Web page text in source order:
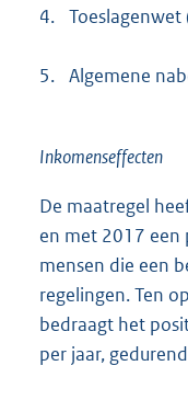
4. Toeslagenwet
5. Algemene
Inkomenseffecten
De maatregel
en met 2017
mensen die een
regelingen. Ten
bedraagt het
per jaar,